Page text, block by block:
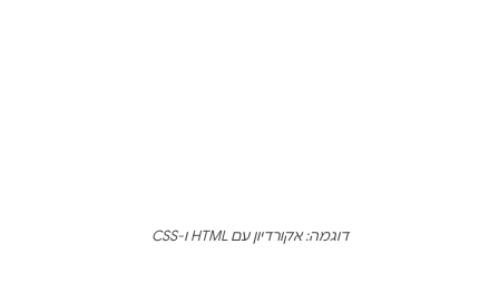
דוגמה: אקורדיון עם HTML ו-CSS